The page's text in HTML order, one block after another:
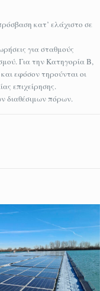
κατ’ ελάχιστο σε
για σταθμούς
Για την Κατηγορία Β,
εφόσον τηρούνται οι
επιχείρησης.
διαθέσιμων πόρων.